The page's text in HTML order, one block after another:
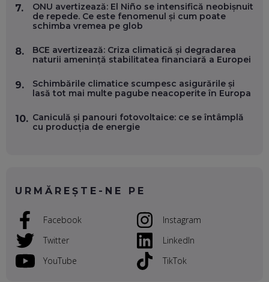
OLIVIU MATEI, HOLISUN: SOFTWARE DE LA CLUJ PENTRU
WASHINGTON, OCHELARI INTELIGENȚI ȘI FERME
EP. 54
VALENTIN VANCEA, CEO AL PATRIA BANK: AUTOMATIZĂM
PROCESE, DAR CE FACEM CÂND PICĂ BAZA DE DATE, LA
EP. 53
ROBERT GRAUR, FOMO: SPEAKERUL PE SCENĂ, INVITATUL
DERULO, STEVEN BARTLETT ȘI ALȚI PESTE 60 DE
EP. 51
RADU MOȚOC, TECHSOUP: O TREIME DINTRE
PARTICIPANȚII LA DEZBATERILE DE PE REȚELE SOCIALE
7.
ONU avertizează: El Niño se intensifică neobișnuit
de repede. Ce este fenomenul și cum poate
schimba vremea pe glob
8.
BCE avertizează: Criza climatică și degradarea
naturii amenință stabilitatea financiară a Europei
9.
Schimbările climatice scumpesc asigurările și
lasă tot mai multe pagube neacoperite în Europa
10. Caniculă și panouri fotovoltaice: ce se întâmplă
cu producția de energie
URMĂREȘTE-NE PE
Facebook
Twitter
YouTube
Instagram
LinkedIn
TikTok